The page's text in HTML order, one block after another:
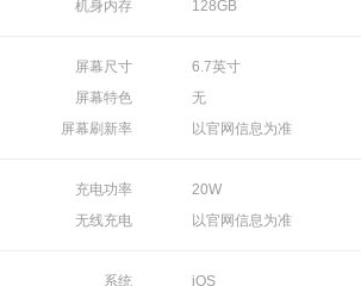
机身内存
128GB
屏幕尺寸
6.7英寸
屏幕特色
无
屏幕刷新率
以官网信息为准
充电功率
20W
无线充电
以官网信息为准
系统 iOS